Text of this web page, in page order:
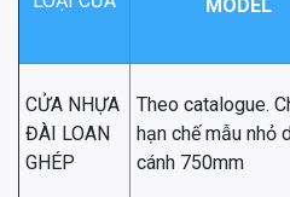
MODEL
CỬA NHỰA
ĐÀI LOAN
GHÉP
Theo catalogue.
hạn chế mẫu nhỏ
cánh 750mm